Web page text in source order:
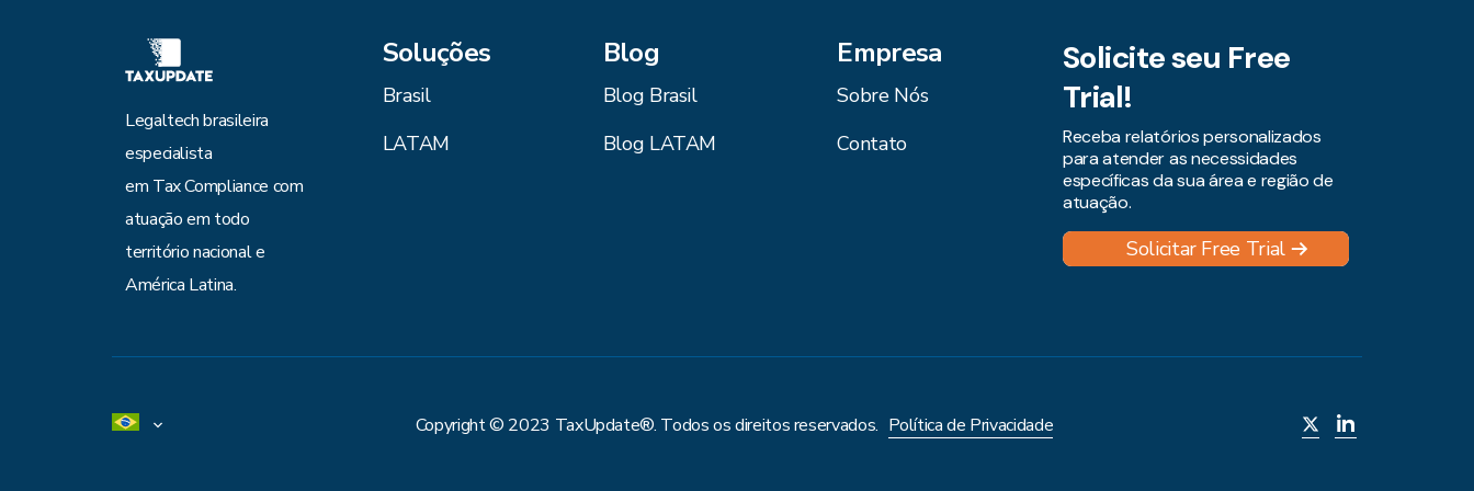
Legaltech brasileira
especialista
em Tax Compliance com
atuação em todo
território nacional e
América Latina.
Soluções
Brasil
LATAM
Blog
Blog Brasil
Blog LATAM
Empresa
Sobre Nós
Contato
Solicite seu Free
Trial!
Receba relatórios personalizados
para atender as necessidades
específicas da sua área e região de
atuação.
Solicitar Free Trial
Copyright © 2023 TaxUpdate®. Todos os direitos reservados. Política de Privacidade